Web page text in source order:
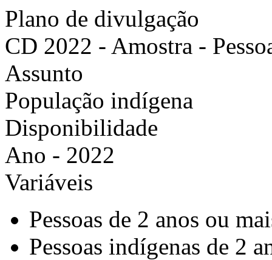
Plano de divulgação
CD 2022 - Amostra -
Assunto
População indígena
Disponibilidade
Ano - 2022
Variáveis
Pessoas de 2 anos ou
Pessoas indígenas de 2